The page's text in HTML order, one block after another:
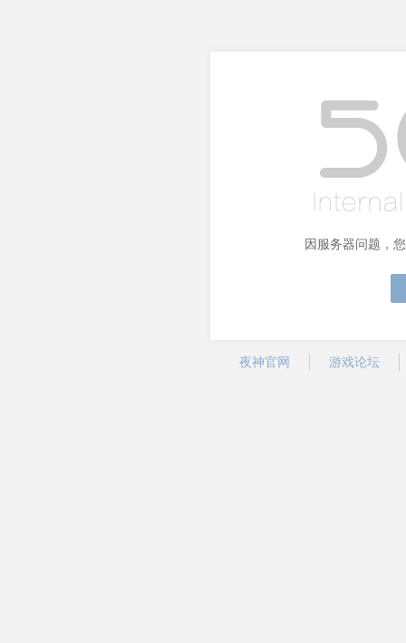
因服务器问题，
夜神官网 游戏论坛